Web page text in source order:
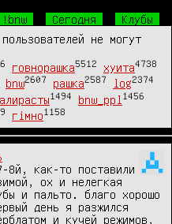
!bnw Сегодня
Клубы
не могут
говнорашка5512 хуита4738
bnw2607 рашка2587 log2374
1494 bnw_ppl 1456
гімно1158
8й, как-то поставили
ох и нелегкая
и пальто. благо хорошо
день я разжился
и кучей режимов,